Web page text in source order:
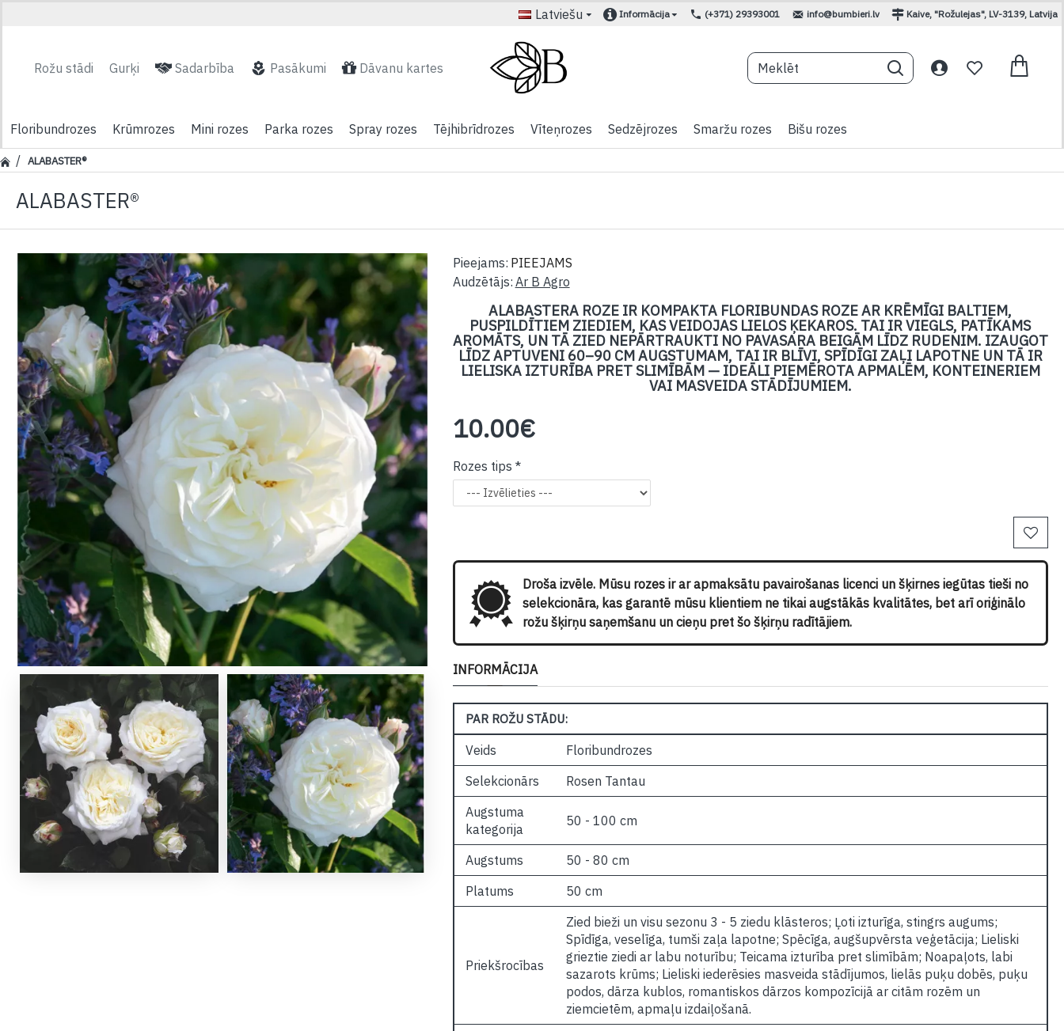
Latviešu Informācija (+371) 29393001 info@bumbieri.lv Kaive, "Rožulejas", LV-3139, Latvija
Rožu stādi Gurķi Sadarbība Pasākumi Dāvanu kartes
Floribundrozes Krūmrozes Mini rozes Parka rozes Spray rozes Tējhibrīdrozes Vīteņrozes Sedzējrozes Smaržu rozes Bišu rozes
ALABASTER®
ALABASTER®
ALABASTERA ROZE IR KOMPAKTA FLORIBUNDAS ROZE AR KRĒMĪGI BALTIEM,
PUSPILDĪTIEM ZIEDIEM, KAS VEIDOJAS LIELOS ĶEKAROS. TAI IR VIEGLS, PATĪKAMS
AROMĀTS, UN TĀ ZIED NEPĀRTRAUKTI NO PAVASARA BEIGĀM LĪDZ RUDENIM. IZAUGOT
LĪDZ APTUVENI 60–90 CM AUGSTUMAM, TAI IR BLĪVI, SPĪDĪGI ZAĻI LAPOTNE UN TĀ IR
LIELISKA IZTURĪBA PRET SLIMĪBĀM — IDEĀLI PIEMĒROTA APMALĒM, KONTEINERIEM
VAI MASVEIDA STĀDĪJUMIEM.
Pieejams: PIEEJAMS
Audzētājs: Ar B Agro
10.00€
Rozes tips
Droša izvēle. Mūsu rozes ir ar apmaksātu pavairošanas licenci un šķirnes iegūtas tieši no
selekcionāra, kas garantē mūsu klientiem ne tikai augstākās kvalitātes, bet arī oriģinālo
rožu šķirņu saņemšanu un cieņu pret šo šķirņu radītājiem.
INFORMĀCIJA
PAR ROŽU STĀDU:
Veids
Floribundrozes
Selekcionārs
Rosen Tantau
Augstuma
kategorija
50 - 100 cm
Augstums
50 - 80 cm
Platums
50 cm
Priekšrocības
Zied bieži un visu sezonu 3 - 5 ziedu klāsteros; Ļoti izturīga, stingrs augums;
Spīdīga, veselīga, tumši zaļa lapotne; Spēcīga, augšupvērsta veģetācija; Lieliski
grieztie ziedi ar labu noturību; Teicama izturība pret slimībām; Noapaļots, labi
sazarots krūms; Lieliski iederēsies masveida stādījumos, lielās puķu dobēs, puķu
podos, dārza kublos, romantiskos dārzos kompozīcijā ar citām rozēm un
ziemcietēm, apmaļu izdaiļošanā.